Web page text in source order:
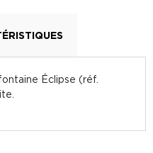
Éclipse (réf.